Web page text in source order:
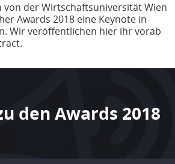
von der Wirtschaftsuniversität Wien
Awards 2018 eine Keynote in
Wir veröffentlichen hier ihr vorab
den Awards 2018